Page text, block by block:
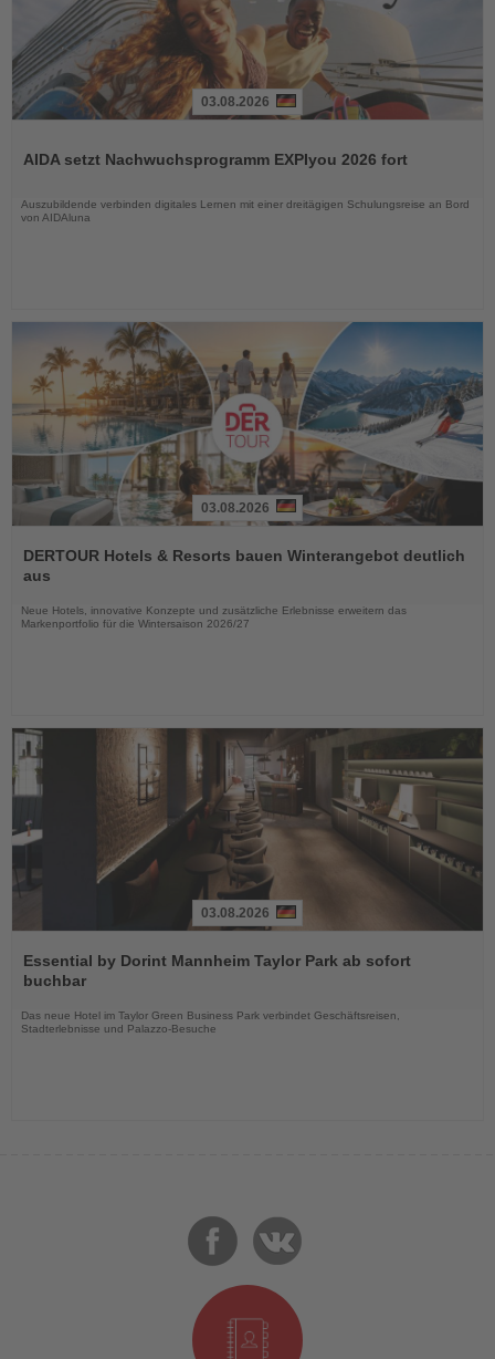
die
03.08.2026
AIDA setzt Nachwuchsprogramm EXPIyou 2026 fort
Auszubildende verbinden digitales Lernen mit einer dreitägigen Schulungsreise an Bord
von AIDAluna
Sie
die
03.08.2026
DERTOUR Hotels & Resorts bauen Winterangebot deutlich
aus
Neue Hotels, innovative Konzepte und zusätzliche Erlebnisse erweitern das
Markenportfolio für die Wintersaison 2026/27
Sie
die
03.08.2026
Essential by Dorint Mannheim Taylor Park ab sofort
buchbar
Das neue Hotel im Taylor Green Business Park verbindet Geschäftsreisen,
Stadterlebnisse und Palazzo-Besuche